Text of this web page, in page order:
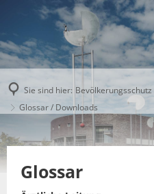
Sie sind hier: Bevölkerungsschutz
Glossar / Downloads
Glossar